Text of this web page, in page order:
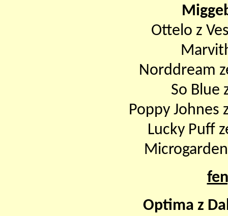
Ottelo z
Norddream
So Blue
Poppy Johnes
Lucky Puff
Optima z